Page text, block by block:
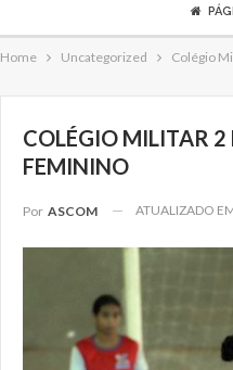
Home Uncategorized Colégio
COLÉGIO MILITAR
FEMININO
Por ASCOM ATUALIZADO